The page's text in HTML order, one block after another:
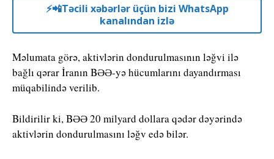
⚡️📲Təcili xəbərlər üçün bizi WhatsApp
kanalından izlə
Məlumata görə, aktivlərin dondurulmasının ləğvi ilə
bağlı qərar İranın BƏƏ-yə hücumlarını dayandırması
müqabilində verilib.
Bildirilir ki, BƏƏ 20 milyard dollara qədər dəyərində
aktivlərin dondurulmasını ləğv edə bilər.